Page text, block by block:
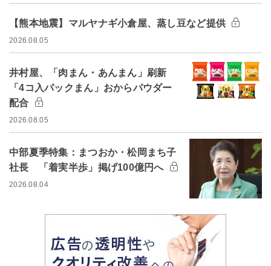
【熊本地震】マルヤナギ小倉屋、蒸し豆など提供
2026.08.05
井村屋、「肉まん・あんまん」刷新
「4コ入パックまん」おからパウダー
配合
2026.08.05
中部夏季特集：まつおか・松岡まち子
社長 「着実半歩」掲げ100億円へ
2026.08.04